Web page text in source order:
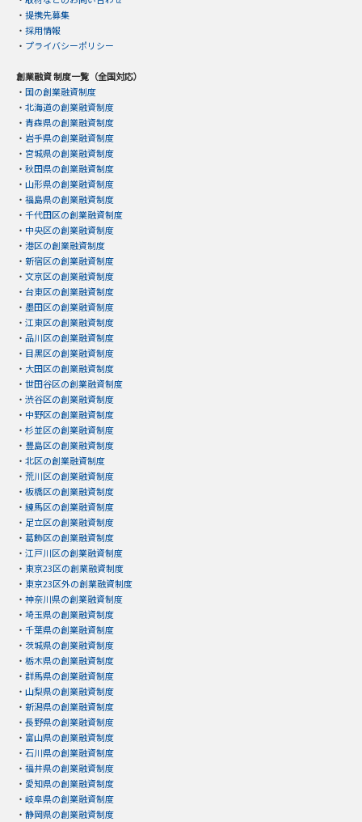
・ 提携先募集
・ 採用情報
・ プライバシーポリシー
創業融資 制度一覧（全国対応）
・ 国の創業融資制度
・ 北海道の創業融資制度
・ 青森県の創業融資制度
・ 岩手県の創業融資制度
・ 宮城県の創業融資制度
・ 秋田県の創業融資制度
・ 山形県の創業融資制度
・ 福島県の創業融資制度
・ 千代田区の創業融資制度
・ 中央区の創業融資制度
・ 港区の創業融資制度
・ 新宿区の創業融資制度
・ 文京区の創業融資制度
・ 台東区の創業融資制度
・ 墨田区の創業融資制度
・ 江東区の創業融資制度
・ 品川区の創業融資制度
・ 目黒区の創業融資制度
・ 大田区の創業融資制度
・ 世田谷区の創業融資制度
・ 渋谷区の創業融資制度
・ 中野区の創業融資制度
・ 杉並区の創業融資制度
・ 豊島区の創業融資制度
・ 北区の創業融資制度
・ 荒川区の創業融資制度
・ 板橋区の創業融資制度
・ 練馬区の創業融資制度
・ 足立区の創業融資制度
・ 葛飾区の創業融資制度
・ 江戸川区の創業融資制度
・ 東京23区の創業融資制度
・ 東京23区外の創業融資制度
・ 神奈川県の創業融資制度
・ 埼玉県の創業融資制度
・ 千葉県の創業融資制度
・ 茨城県の創業融資制度
・ 栃木県の創業融資制度
・ 群馬県の創業融資制度
・ 山梨県の創業融資制度
・ 新潟県の創業融資制度
・ 長野県の創業融資制度
・ 富山県の創業融資制度
・ 石川県の創業融資制度
・ 福井県の創業融資制度
・ 愛知県の創業融資制度
・ 岐阜県の創業融資制度
・ 静岡県の創業融資制度